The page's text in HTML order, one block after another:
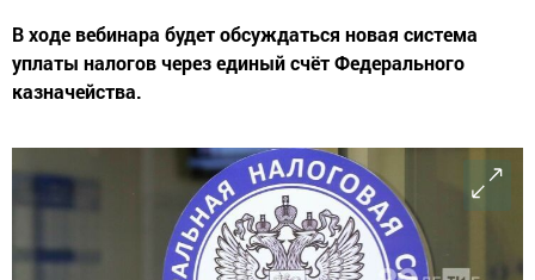
В ходе вебинара будет обсуждаться новая система
уплаты налогов через единый счёт Федерального
казначейства.